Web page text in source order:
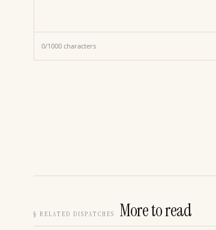
0/1000 characters
§ RELATED DISPATCHES More to read